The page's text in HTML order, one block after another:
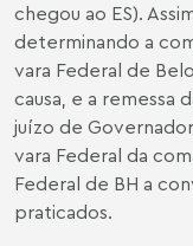
chegou ao ES).
determinando a
vara Federal de
causa, e a remessa
juízo de Governador
vara Federal da
Federal de BH a
praticados.